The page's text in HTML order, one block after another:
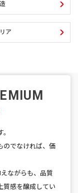
ア
のでなければ、価
えながらも、品質
質感を醸成してい